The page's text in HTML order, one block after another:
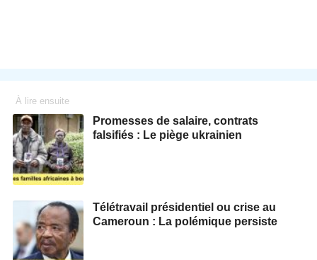
À lire ensuite
Promesses de salaire, contrats
falsifiés : Le piège ukrainien
Télétravail présidentiel ou crise au
Cameroun : La polémique persiste